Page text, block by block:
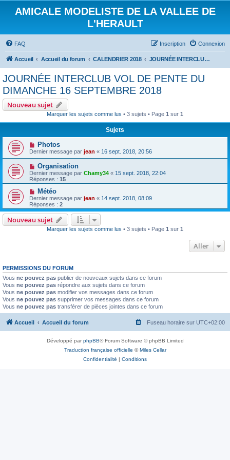
AMICALE MODELISTE DE LA VALLEE DE
L'HERAULT
FAQ Connexion
Inscription
Accueil Accueil du forum CALENDRIER 2018 JOURNÉE INTERCLUB VOL DE PENTE DU DIMANCHE 16 SEPTEMBRE 2018
JOURNÉE INTERCLUB VOL DE PENTE DU
DIMANCHE 16 SEPTEMBRE 2018
Nouveau sujet
Marquer les sujets comme lus • 3 sujets • Page 1 sur 1
Sujets
Photos
Dernier message par jean « 16 sept. 2018, 20:56
Organisation
Dernier message par Chamy34 « 15 sept. 2018, 22:04
Réponses : 15
Météo
Dernier message par jean « 14 sept. 2018, 08:09
Réponses : 2
Nouveau sujet
Marquer les sujets comme lus • 3 sujets • Page 1 sur 1
Aller
PERMISSIONS DU FORUM
Vous ne pouvez pas publier de nouveaux sujets dans ce forum
Vous ne pouvez pas répondre aux sujets dans ce forum
Vous ne pouvez pas modifier vos messages dans ce forum
Vous ne pouvez pas supprimer vos messages dans ce forum
Vous ne pouvez pas transférer de pièces jointes dans ce forum
Accueil Accueil du forum Fuseau horaire sur UTC+02:00
Développé parphpBB® Forum Software © phpBB Limited
Traduction française officielle ©Miles Cellar
Confidentialité | Conditions